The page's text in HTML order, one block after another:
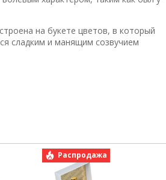
на букете цветов, в который
сладким и манящим созвучием
Распродажа